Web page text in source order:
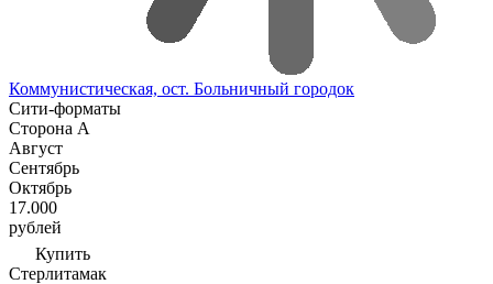
Коммунистическая, ост. Больничный городок
Сити-форматы
Сторона А
Август
Сентябрь
Октябрь
17.000
рублей
Купить
Стерлитамак